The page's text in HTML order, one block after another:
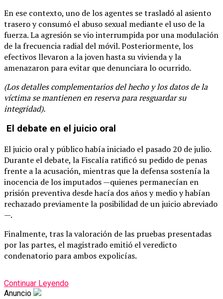
En ese contexto, uno de los agentes se trasladó al asiento
trasero y consumó el abuso sexual mediante el uso de la
fuerza. La agresión se vio interrumpida por una modulación
de la frecuencia radial del móvil. Posteriormente, los
efectivos llevaron a la joven hasta su vivienda y la
amenazaron para evitar que denunciara lo ocurrido.
(Los detalles complementarios del hecho y los datos de la
víctima se mantienen en reserva para resguardar su
integridad).
El debate en el juicio oral
El juicio oral y público había iniciado el pasado 20 de julio.
Durante el debate, la Fiscalía ratificó su pedido de penas
frente a la acusación, mientras que la defensa sostenía la
inocencia de los imputados —quienes permanecían en
prisión preventiva desde hacía dos años y medio y habían
rechazado previamente la posibilidad de un juicio abreviado
—.
Finalmente, tras la valoración de las pruebas presentadas
por las partes, el magistrado emitió el veredicto
condenatorio para ambos expolicías.
Continuar Leyendo
Anuncio